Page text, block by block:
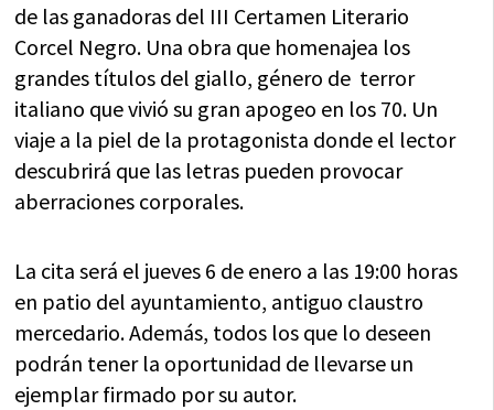
de las ganadoras del III Certamen Literario
Corcel Negro. Una obra que homenajea los
grandes títulos del giallo, género de terror
italiano que vivió su gran apogeo en los 70. Un
viaje a la piel de la protagonista donde el lector
descubrirá que las letras pueden provocar
aberraciones corporales.
La cita será el jueves 6 de enero a las 19:00 horas
en patio del ayuntamiento, antiguo claustro
mercedario. Además, todos los que lo deseen
podrán tener la oportunidad de llevarse un
ejemplar firmado por su autor.